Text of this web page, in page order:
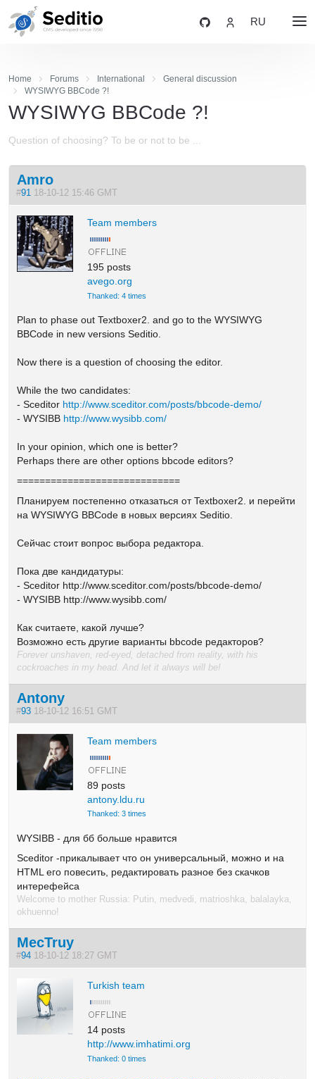
RU
Home Forums International
General discussion
WYSIWYG BBCode ?!
WYSIWYG BBCode ?!
Question of choosing? To be or not to be ...
Amro
#91 18-10-12 15:46 GMT
Team members
195 posts
avego.org
Thanked: 4 times
Plan to phase out Textboxer2. and go to the WYSIWYG
BBCode in new versions Seditio.
Now there is a question of choosing the editor.
While the two candidates:
- Sceditor http://www.sceditor.com/posts/bbcode-demo/
- WYSIBB http://www.wysibb.com/
In your opinion, which one is better?
Perhaps there are other options bbcode editors?
=============================
Планируем постепенно отказаться от Textboxer2. и перейти
на WYSIWYG BBCode в новых версиях Seditio.
Сейчас стоит вопрос выбора редактора.
Пока две кандидатуры:
- Sceditor http://www.sceditor.com/posts/bbcode-demo/
- WYSIBB http://www.wysibb.com/
Как считаете, какой лучше?
Возможно есть другие варианты bbcode редакторов?
Forever unshaven, red-eyed, detached from reality, with his
cockroaches in my head. And let it always will be!
Antony
#93 18-10-12 16:51 GMT
Team members
89 posts
antony.ldu.ru
Thanked: 3 times
WYSIBB - для бб больше нравится
Sceditor -прикалывает что он универсальный, можно и на
HTML его повесить, редактировать разное без скачков
интерефейса
Welcome to mother Russia: Putin, medvedi, matrioshka, balalayka,
okhuenno!
MecTruy
#94 18-10-12 18:27 GMT
Turkish team
14 posts
http://www.imhatimi.org
Thanked: 0 times